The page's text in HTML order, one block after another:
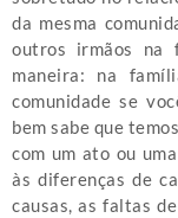
da mesma
outros irmãos na
maneira: na
comunidade se
bem sabe que
com um ato ou
às diferenças de
causas, as faltas